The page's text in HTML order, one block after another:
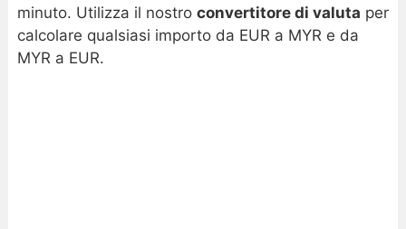
Grafico euro ringgit malese
minuto. Utilizza il nostro convertitore di valuta per
calcolare qualsiasi importo da EUR a MYR e da
MYR a EUR.